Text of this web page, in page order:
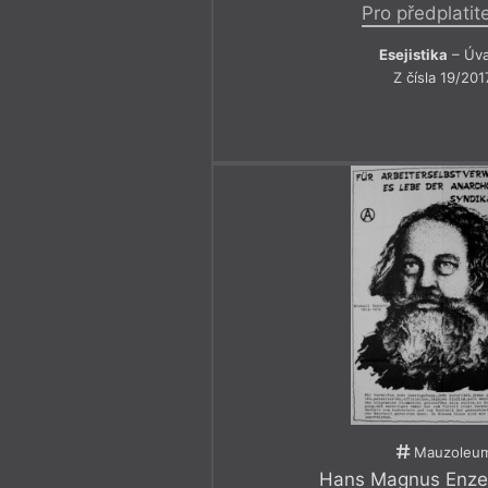
Pro
Esejistika –
Z čísla 19/
Hans Magnus